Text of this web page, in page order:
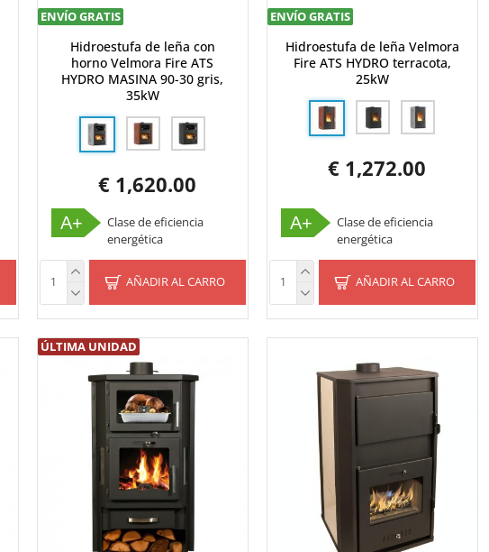
ENVÍO GRATIS
Hidroestufa de leña con
horno Velmora Fire ATS
HYDRO MASINA 90-30 gris,
35kW
€ 1,620.00
A+
Clase de eficiencia
energética
AÑADIR AL CARRO
ENVÍO GRATIS
Hidroestufa de leña Velmora
Fire ATS HYDRO terracota,
25kW
€ 1,272.00
A+
Clase de eficiencia
energética
AÑADIR AL CARRO
ÚLTIMA UNIDAD